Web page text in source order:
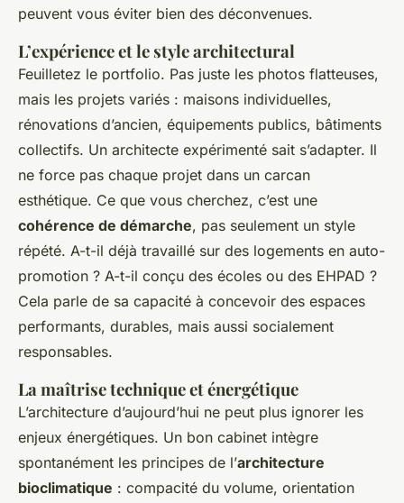
peuvent vous éviter bien des déconvenues.
L’expérience et le style architectural
Feuilletez le portfolio. Pas juste les photos flatteuses,
mais les projets variés : maisons individuelles,
rénovations d’ancien, équipements publics, bâtiments
collectifs. Un architecte expérimenté sait s’adapter. Il
ne force pas chaque projet dans un carcan
esthétique. Ce que vous cherchez, c’est une
cohérence de démarche, pas seulement un style
répété. A-t-il déjà travaillé sur des logements en auto-
promotion ? A-t-il conçu des écoles ou des EHPAD ?
Cela parle de sa capacité à concevoir des espaces
performants, durables, mais aussi socialement
responsables.
La maîtrise technique et énergétique
L’architecture d’aujourd’hui ne peut plus ignorer les
enjeux énergétiques. Un bon cabinet intègre
spontanément les principes de l’architecture
bioclimatique : compacité du volume, orientation